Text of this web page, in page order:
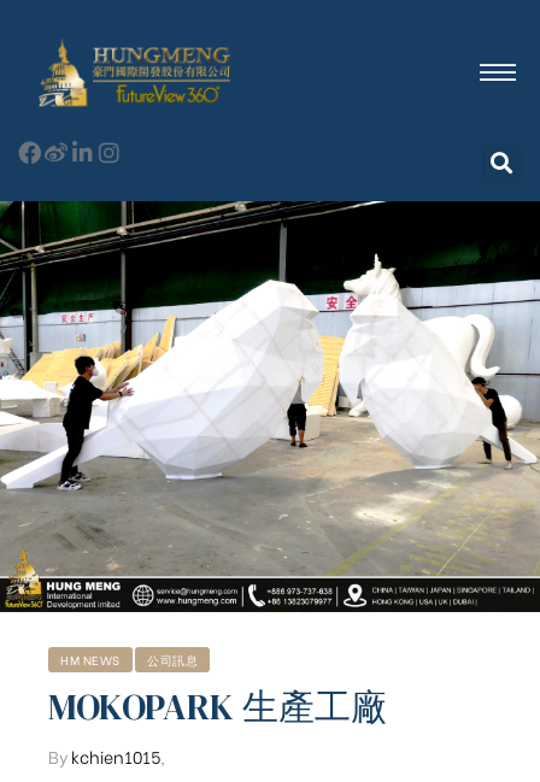
HM NEWS 公司訊息
MOKOPARK 生產工廠
Bykchien1015